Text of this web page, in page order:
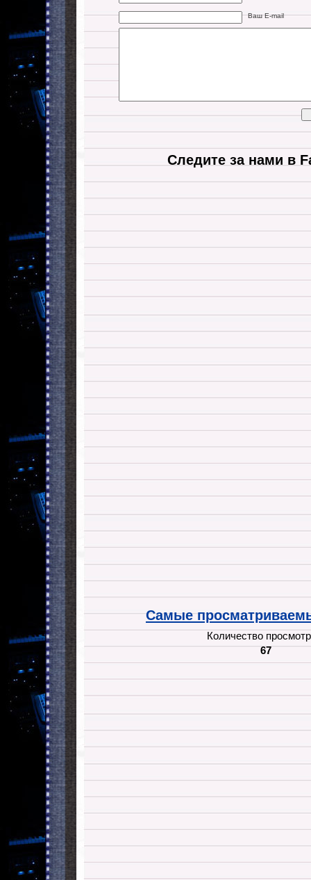
Ваш E-mail
Следите за нами в
Самые
Количество
67